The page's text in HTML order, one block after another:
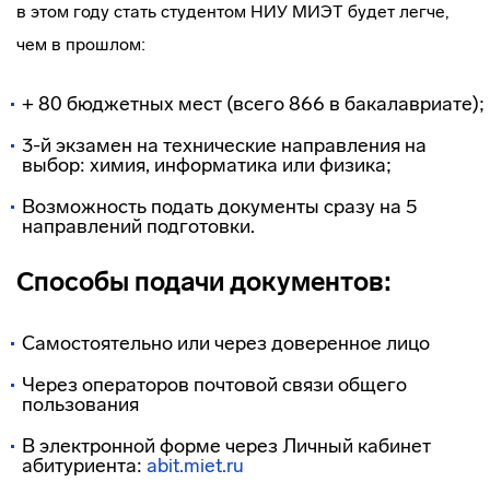
в этом году стать студентом НИУ МИЭТ будет легче,
чем в прошлом:
+ 80 бюджетных мест (всего 866 в бакалавриате);
3-й экзамен на технические направления на
выбор: химия, информатика или физика;
Возможность подать документы сразу на 5
направлений подготовки.
Способы подачи документов:
Самостоятельно или через доверенное лицо
Через операторов почтовой связи общего
пользования
В электронной форме через Личный кабинет
абитуриента: abit.miet.ru